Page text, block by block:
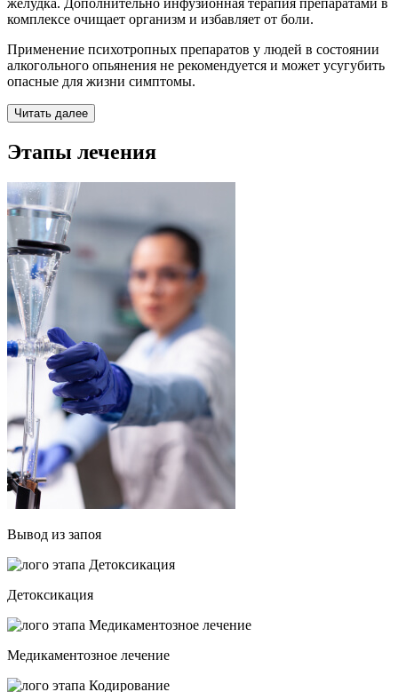
желудка. Дополнительно инфузионная терапия препаратами в
комплексе очищает организм и избавляет от боли.
Применение психотропных препаратов у людей в состоянии
алкогольного опьянения не рекомендуется и может усугубить
опасные для жизни симптомы.
Читать далее
Этапы лечения
Вывод из запоя
Детоксикация
Медикаментозное лечение